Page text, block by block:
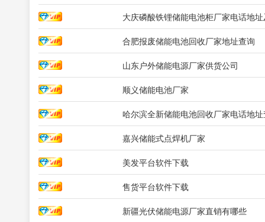
大庆磷酸铁锂储能电池柜厂家电话地
合肥报废储能电池回收厂家地址查询
山东户外储能电源厂家供货公司
顺义储能电池厂家
哈尔滨全新储能电池回收厂家电话地
嘉兴储能式点焊机厂家
美发平台软件下载
售货平台软件下载
新疆光伏储能电源厂家直销有哪些